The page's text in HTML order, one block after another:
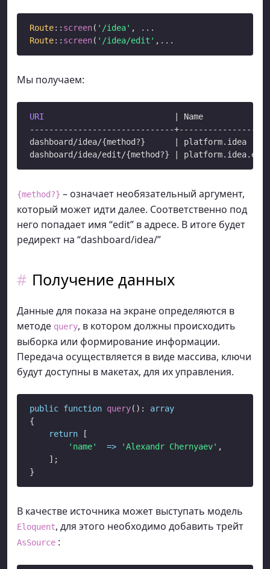
Route:: screen( '/idea' , . . .
Route:: screen( '/idea/edit' , . . .
Мы получаем:
URI
                           | Name
------------------------------
dashboard/idea/{method?}      | platform. idea
dashboard/idea/edit/{method?} | platform. idea.
{method?} – означает необязательный аргумент,
который может идти далее. Соответственно под
него попадает имя “edit” в адресе. В итоге будет
редирект на “dashboard/idea/”
Получение данных
Данные для показа на экране определяются в
методе query, в котором должны происходить
выборка или формирование информации.
Передача осуществляется в виде массива, ключи
будут доступны в макетах, для их управления.
public function query(): array
{
return [
'name'
=> 'Alexandr Chernyaev' ,
    ];
В качестве источника может выступать модель
Eloquent, для этого необходимо добавить трейт
AsSource :